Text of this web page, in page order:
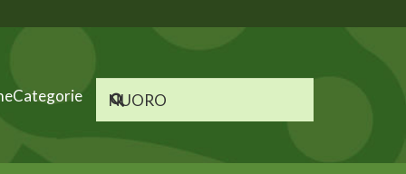
Categorie